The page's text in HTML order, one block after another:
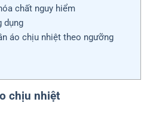
chất nguy hiểm
dụng
áo chịu nhiệt theo ngưỡng
chịu nhiệt